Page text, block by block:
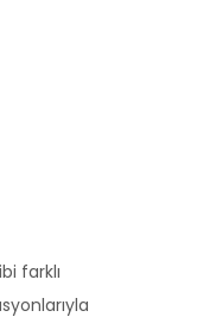
farklı